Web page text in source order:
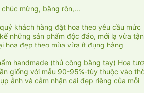
mừng, băng rôn,...
khách hàng đặt hoa theo yêu cầu mức
những sản phẩm độc đáo, mới lạ vừa tận
hoa đẹp theo mùa vừa ít đụng hàng
handmade (thủ công bằng tay) Hoa
giống với mẫu 90-95%-tùy thuộc vào
ảnh và cảm nhận cái đẹp riêng của mỗi